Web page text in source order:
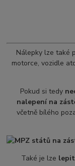
Nálepky lze také
motorce, vozidle
Pokud si tedy
nalepení na
včetně bílého
Také je lze